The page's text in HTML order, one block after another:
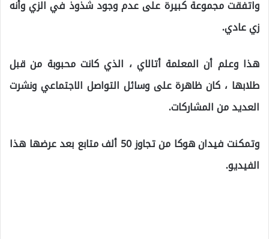
واتفقت مجموعة كبيرة على عدم وجود شذوذ في الزي وأنه
زي عادي.
هذا وعلم أن المعلمة أتالاي ، الذي كانت محبوبة من قبل
طلابها ، كان ظاهرة على وسائل التواصل الاجتماعي ونشرت
العديد من المشاركات.
وتمكنت فيدان هوكا من تجاوز 50 ألف متابع بعد عرضها هذا
الفيديو.